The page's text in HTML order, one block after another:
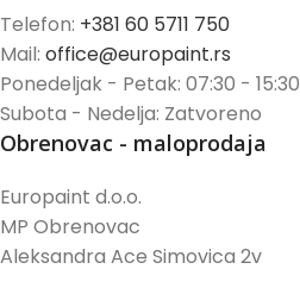
Telefon: +381 60 5711 750
Mail: office@europaint.rs
Ponedeljak - Petak: 07:30 - 15:30
Subota - Nedelja: Zatvoreno
Obrenovac - maloprodaja
Europaint d.o.o.
MP Obrenovac
Aleksandra Ace Simovica 2v